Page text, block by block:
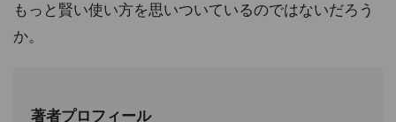
もっと賢い使い方を思いついているのではないだろう
か。
著者プロフィール